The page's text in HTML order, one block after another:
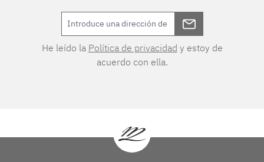
He leído la Política de privacidad y estoy de
acuerdo con ella.